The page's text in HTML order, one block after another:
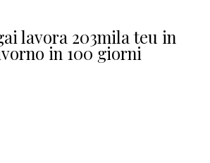
lavora 203mila teu in
in 100 giorni